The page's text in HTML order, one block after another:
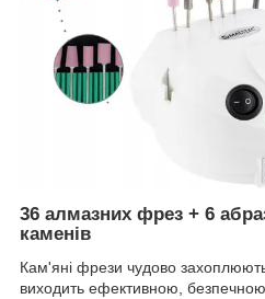
36 алмазних фрез + 6
каменів
Кам'яні фрези чудово
виходить ефективною,